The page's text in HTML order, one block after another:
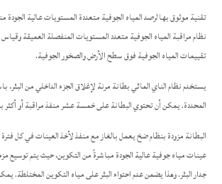
نظام مراقبة المياه الجوفية متعدد المستويات المنفصلة العميقة
تقييمات المياه الجوفية فوق سطح الأرض والصخور الجوفية.
يستخدم نظام الناي المائي بطانة مرنة لإغلاق الجزء الداخلي من البئر،
المحددة. يمكن أن تحتوي البطانة على خمسة عشر منفذ مراقبة أو أكثر
البطانة مزودة بنظام ضخ يعمل بالغاز مع منفذ لأخذ العينات في كل
عينات مياه جوفية عالية الجودة مباشرةً من التكوين، حيث يتم توسيع
جدار البئر. وهذا يضمن عدم احتواء البئر على مياه التكوين المختلطة.